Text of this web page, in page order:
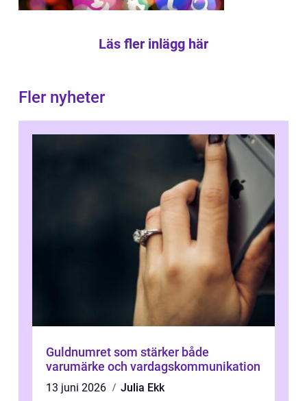
Läs fler inlägg här
Fler nyheter
Guldnumret som stärker både
varumärke och vardagskommunikation
13 juni 2026
Julia Ekk